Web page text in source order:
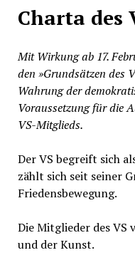
Charta des
Mit Wirkung ab 17.
den »Grundsätzen des
Wahrung der
Voraussetzung für die
VS-Mitglieds.
Der VS begreift sich
zählt sich seit seiner
Friedensbewegung.
Die Mitglieder des VS
und der Kunst.